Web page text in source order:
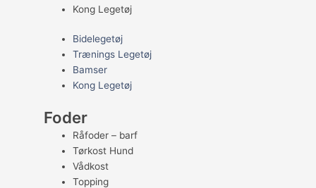
Kong Legetøj
Bidelegetøj
Trænings Legetøj
Bamser
Kong Legetøj
Foder
Råfoder – barf
Tørkost Hund
Vådkost
Topping